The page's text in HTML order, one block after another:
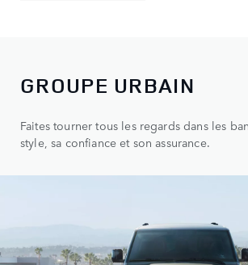
GROUPE URBAIN
Faites tourner tous les regards dans les
style, sa confiance et son assurance.